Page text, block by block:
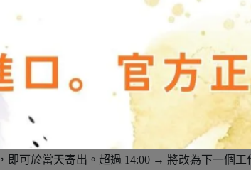
可於當天寄出。超過 14:00 → 將改為下一個工